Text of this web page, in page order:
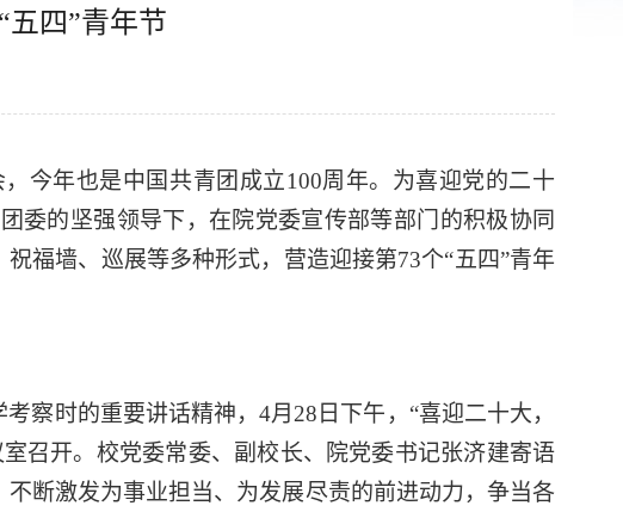
五四”青年节
今年也是中国共青团成立100周年。为喜迎党的二十
委的坚强领导下，在院党委宣传部等部门的积极协同
福墙、巡展等多种形式，营造迎接第73个“五四”青年
察时的重要讲话精神，4月28日下午， “喜迎二十大，
召开。校党委常委、副校长、院党委书记张济建寄语
断激发为事业担当、为发展尽责的前进动力，争当各